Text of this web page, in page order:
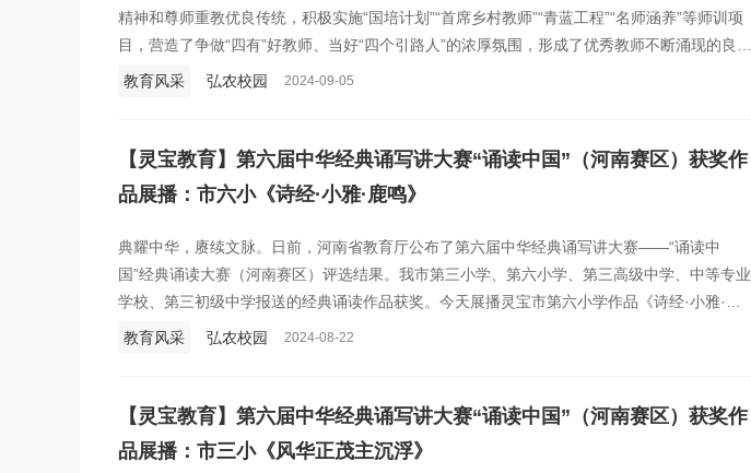
精神和尊师重教优良传统，积极实施“国培计划”“首席乡村教师”“青蓝工程”“名师涵养”等师训项
目，营造了争做“四有”好教师、当好“四个引路人”的浓厚氛围，形成了优秀教师不断涌现的良好
局面，人民群众的教育获得感不断增强。为激励全市广大教师学习身边典型，奋力担当作为，
教育风采 弘农校园 2024-09-05
【灵宝教育】第六届中华经典诵写讲大赛“诵读中国”（河南赛区）获奖作
品展播：市六小《诗经·小雅·鹿鸣》
典耀中华，赓续文脉。日前，河南省教育厅公布了第六届中华经典诵写讲大赛——“诵读中
国”经典诵读大赛（河南赛区）评选结果。我市第三小学、第六小学、第三高级中学、中等专业
学校、第三初级中学报送的经典诵读作品获奖。今天展播灵宝市第六小学作品《诗经·小雅·鹿
鸣》，诵读学生：朱晓艳、僧长虹、建玟骞、陈思涵、黄艺婧、蔚金兰、于佳妍、寇梓婧、王
教育风采 弘农校园 2024-08-22
【灵宝教育】第六届中华经典诵写讲大赛“诵读中国”（河南赛区）获奖作
品展播：市三小《风华正茂主沉浮》